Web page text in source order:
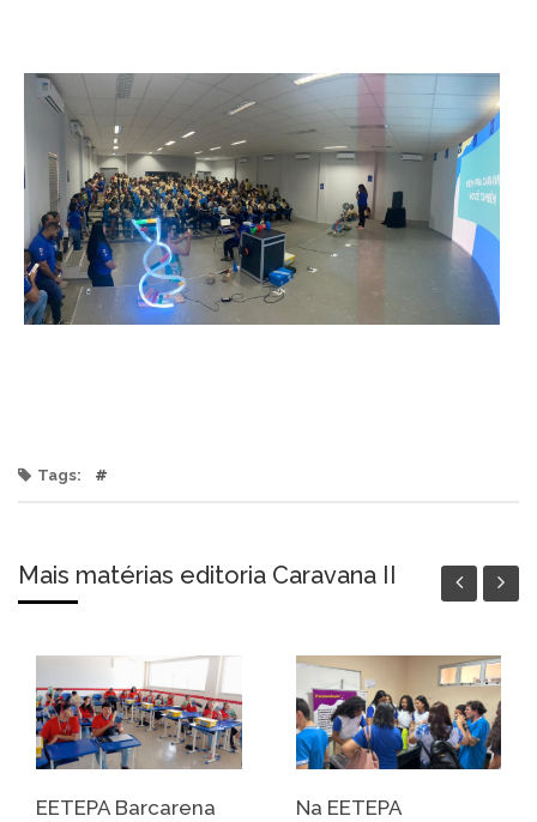
Tags: #
Mais matérias editoria Caravana II
EETEPA Barcarena
Na EETEPA